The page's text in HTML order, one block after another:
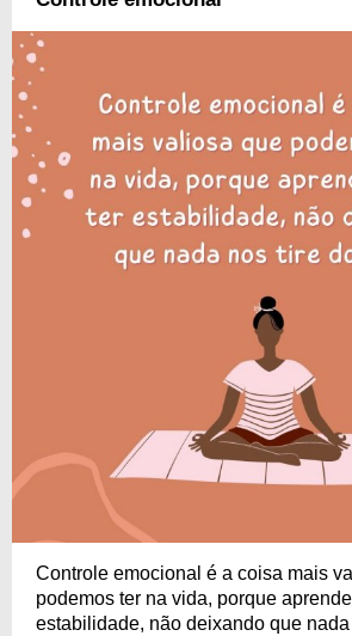
Controle emocional é a coisa mais
podemos ter na vida, porque
estabilidade, não deixando que